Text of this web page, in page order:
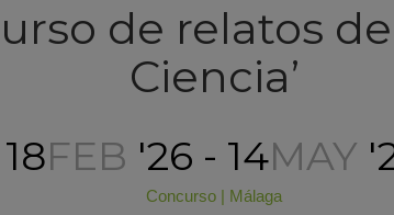
de relatos
Ciencia’
18FEB '26 - 14MAY
Concurso | Málaga